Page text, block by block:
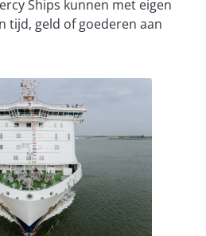
Ships kunnen met eigen
tijd, geld of goederen aan